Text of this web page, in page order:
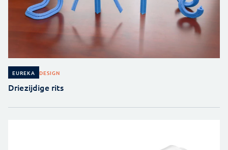
EUREKA DESIGN
Driezijdige rits